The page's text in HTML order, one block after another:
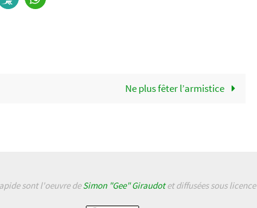
Ne plus fêter l’armistice
sont l'oeuvre deSimon "Gee" Giraudotet diffusées sous licence